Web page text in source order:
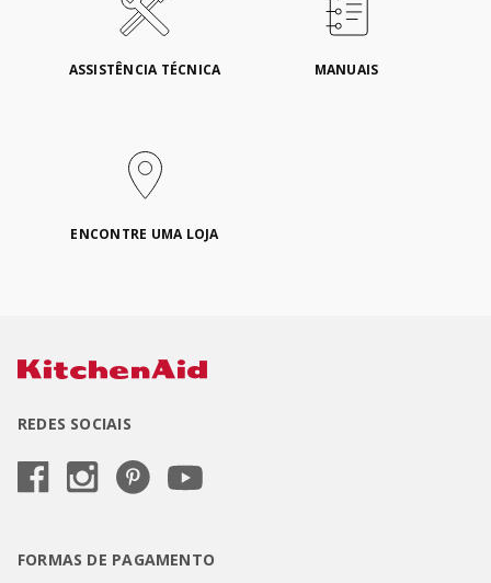
ASSISTÊNCIA TÉCNICA MANUAIS
ENCONTRE UMA LOJA
REDES SOCIAIS
FORMAS DE PAGAMENTO